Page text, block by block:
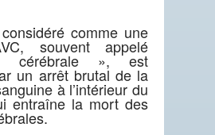
comme une
souvent appelé
cérébrale », est
un arrêt brutal de la
à l’intérieur du
entraîne la mort des